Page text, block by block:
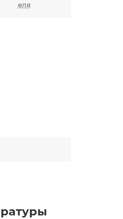
еля